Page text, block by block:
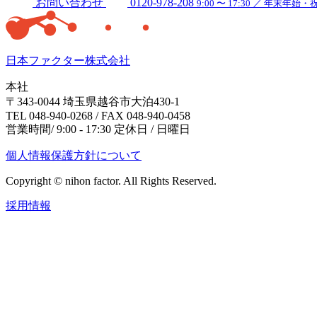
9:00 〜 17:30 ／ 年末年始・
日本ファクター株式会社
本社
〒343-0044 埼玉県越谷市大泊430-1
TEL 048-940-0268 / FAX 048-940-0458
営業時間/ 9:00 - 17:30 定休日 / 日曜日
個人情報保護方針について
Copyright © nihon factor. All Rights Reserved.
採用情報